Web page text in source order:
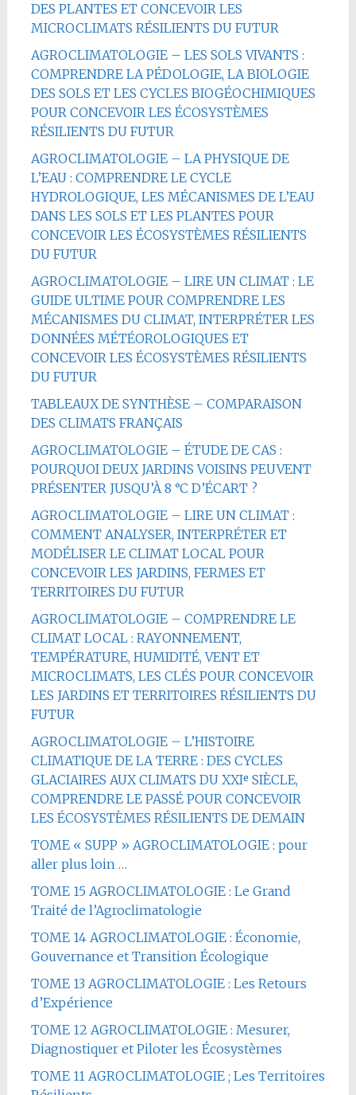
DES PLANTES ET CONCEVOIR LES
MICROCLIMATS RÉSILIENTS DU FUTUR
AGROCLIMATOLOGIE – LES SOLS VIVANTS :
COMPRENDRE LA PÉDOLOGIE, LA BIOLOGIE
DES SOLS ET LES CYCLES BIOGÉOCHIMIQUES
POUR CONCEVOIR LES ÉCOSYSTÈMES
RÉSILIENTS DU FUTUR
AGROCLIMATOLOGIE – LA PHYSIQUE DE
L’EAU : COMPRENDRE LE CYCLE
HYDROLOGIQUE, LES MÉCANISMES DE L’EAU
DANS LES SOLS ET LES PLANTES POUR
CONCEVOIR LES ÉCOSYSTÈMES RÉSILIENTS
DU FUTUR
AGROCLIMATOLOGIE – LIRE UN CLIMAT : LE
GUIDE ULTIME POUR COMPRENDRE LES
MÉCANISMES DU CLIMAT, INTERPRÉTER LES
DONNÉES MÉTÉOROLOGIQUES ET
CONCEVOIR LES ÉCOSYSTÈMES RÉSILIENTS
DU FUTUR
TABLEAUX DE SYNTHÈSE – COMPARAISON
DES CLIMATS FRANÇAIS
AGROCLIMATOLOGIE – ÉTUDE DE CAS :
POURQUOI DEUX JARDINS VOISINS PEUVENT
PRÉSENTER JUSQU’À 8 °C D’ÉCART ?
AGROCLIMATOLOGIE – LIRE UN CLIMAT :
COMMENT ANALYSER, INTERPRÉTER ET
MODÉLISER LE CLIMAT LOCAL POUR
CONCEVOIR LES JARDINS, FERMES ET
TERRITOIRES DU FUTUR
AGROCLIMATOLOGIE – COMPRENDRE LE
CLIMAT LOCAL : RAYONNEMENT,
TEMPÉRATURE, HUMIDITÉ, VENT ET
MICROCLIMATS, LES CLÉS POUR CONCEVOIR
LES JARDINS ET TERRITOIRES RÉSILIENTS DU
FUTUR
AGROCLIMATOLOGIE – L’HISTOIRE
CLIMATIQUE DE LA TERRE : DES CYCLES
GLACIAIRES AUX CLIMATS DU XXIᵉ SIÈCLE,
COMPRENDRE LE PASSÉ POUR CONCEVOIR
LES ÉCOSYSTÈMES RÉSILIENTS DE DEMAIN
TOME « SUPP » AGROCLIMATOLOGIE : pour
aller plus loin …
TOME 15 AGROCLIMATOLOGIE : Le Grand
Traité de l’Agroclimatologie
TOME 14 AGROCLIMATOLOGIE : Économie,
Gouvernance et Transition Écologique
TOME 13 AGROCLIMATOLOGIE : Les Retours
d’Expérience
TOME 12 AGROCLIMATOLOGIE : Mesurer,
Diagnostiquer et Piloter les Écosystèmes
TOME 11 AGROCLIMATOLOGIE ; Les Territoires